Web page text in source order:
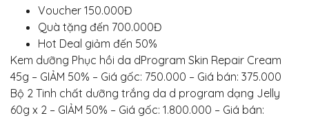
Voucher 150.000Đ
Quà tặng đến 700.000Đ
Hot Deal giảm đến 50%
Kem dưỡng Phục hồi da dProgram Skin Repair Cream
45g – GIẢM 50% – Giá gốc: 750.000 – Giá bán: 375.000
Bộ 2 Tinh chất dưỡng trắng da d program dạng Jelly
60g x 2 – GIẢM 50% – Giá gốc: 1.800.000 – Giá bán: